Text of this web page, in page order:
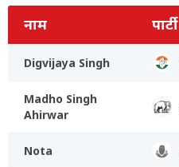
नाम पार्टी
Digvijaya Singh
Madho Singh
Ahirwar
Nota